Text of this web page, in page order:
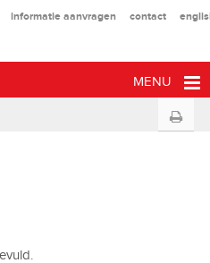
informatie aanvragen contact
MENU